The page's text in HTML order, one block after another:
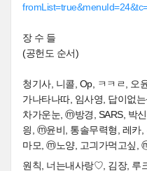
장 수 들
(공헌도 순서)
청기사, 니콜, Op, ㅋㅋㄹ, 오
가나타나따, 임사영, 답이없
차가운눈, ⓜ방경, SARS, 박
읭, ⓜ윤비, 통솔무력형, 레카
마모, ⓜ노양, 고긔가먹고싶,
원칙, 너는내사랑♡, 김장, 루